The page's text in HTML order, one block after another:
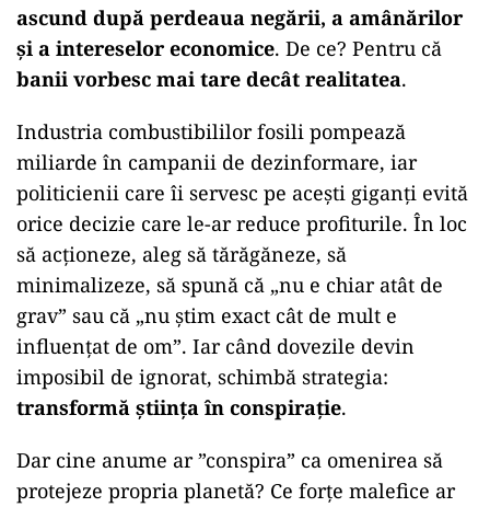
ascund după perdeaua negării, a amânărilor
și a intereselor economice. De ce? Pentru că
banii vorbesc mai tare decât realitatea.
Industria combustibililor fosili pompează
miliarde în campanii de dezinformare, iar
politicienii care îi servesc pe acești giganți evită
orice decizie care le-ar reduce profiturile. În loc
să acționeze, aleg să tărăgăneze, să
minimalizeze, să spună că „nu e chiar atât de
grav” sau că „nu știm exact cât de mult e
influențat de om”. Iar când dovezile devin
imposibil de ignorat, schimbă strategia:
transformă știința în conspirație.
Dar cine anume ar ”conspira” ca omenirea să
protejeze propria planetă? Ce forțe malefice ar